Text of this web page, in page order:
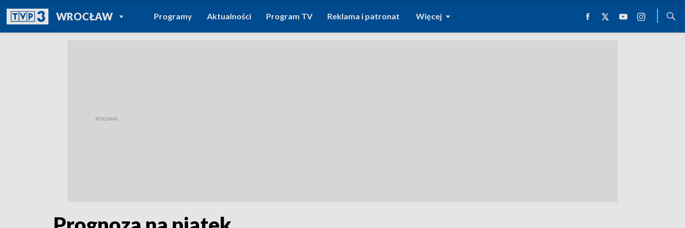
WROCŁAWPOWRÓT DO
TVP REGIONY
Programy Aktualności Program TV Reklama i patronat Więcej